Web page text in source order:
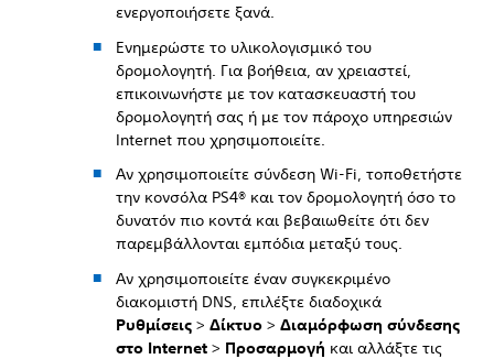
ενεργοποιήσετε ξανά.
Ενημερώστε το υλικολογισμικό του
δρομολογητή. Για βοήθεια, αν χρειαστεί,
επικοινωνήστε με τον κατασκευαστή του
δρομολογητή σας ή με τον πάροχο υπηρεσιών
Internet που χρησιμοποιείτε.
Αν χρησιμοποιείτε σύνδεση Wi-Fi, τοποθετήστε
την κονσόλα PS4® και τον δρομολογητή όσο το
δυνατόν πιο κοντά και βεβαιωθείτε ότι δεν
παρεμβάλλονται εμπόδια μεταξύ τους.
Αν χρησιμοποιείτε έναν συγκεκριμένο
διακομιστή DNS, επιλέξτε διαδοχικά
Ρυθμίσεις > Δίκτυο > Διαμόρφωση σύνδεσης
στο Internet > Προσαρμογή και αλλάξτε τις